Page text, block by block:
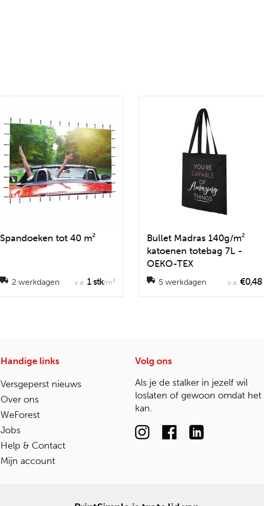
Spandoeken tot 40 m²
2 werkdagen v.a. 1 stk/m²
Bullet Madras 140g/m²
katoenen totebag 7L -
OEKO-TEX
5 werkdagen v.a. €0,48
Handige links
Versgeperst nieuws
Over ons
WeForest
Jobs
Help & Contact
Mijn account
Volg ons
Als je de stalker in jezelf wil
loslaten of gewoon omdat het
kan.